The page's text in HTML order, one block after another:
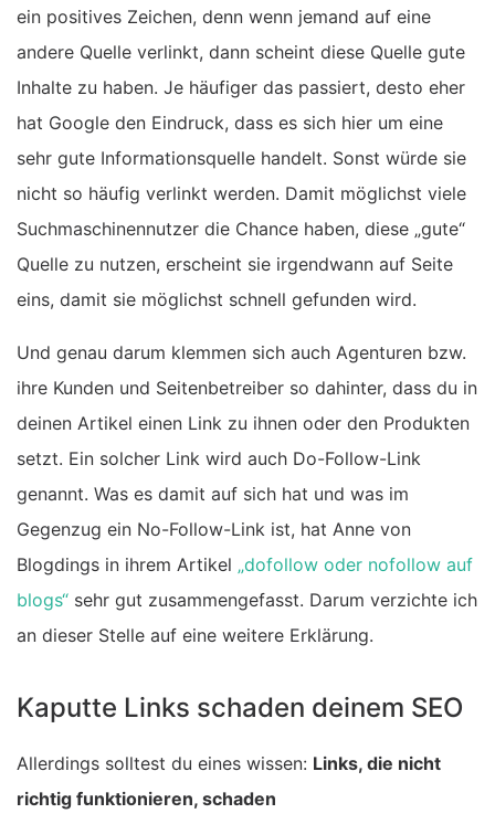
ein positives Zeichen, denn wenn jemand auf eine
andere Quelle verlinkt, dann scheint diese Quelle gute
Inhalte zu haben. Je häufiger das passiert, desto eher
hat Google den Eindruck, dass es sich hier um eine
sehr gute Informationsquelle handelt. Sonst würde sie
nicht so häufig verlinkt werden. Damit möglichst viele
Suchmaschinennutzer die Chance haben, diese „gute“
Quelle zu nutzen, erscheint sie irgendwann auf Seite
eins, damit sie möglichst schnell gefunden wird.
Und genau darum klemmen sich auch Agenturen bzw.
ihre Kunden und Seitenbetreiber so dahinter, dass du in
deinen Artikel einen Link zu ihnen oder den Produkten
setzt. Ein solcher Link wird auch Do-Follow-Link
genannt. Was es damit auf sich hat und was im
Gegenzug ein No-Follow-Link ist, hat Anne von
Blogdings in ihrem Artikel „dofollow oder nofollow auf
blogs“ sehr gut zusammengefasst. Darum verzichte ich
an dieser Stelle auf eine weitere Erklärung.
Kaputte Links schaden deinem SEO
Allerdings solltest du eines wissen: Links, die nicht
richtig funktionieren, schaden